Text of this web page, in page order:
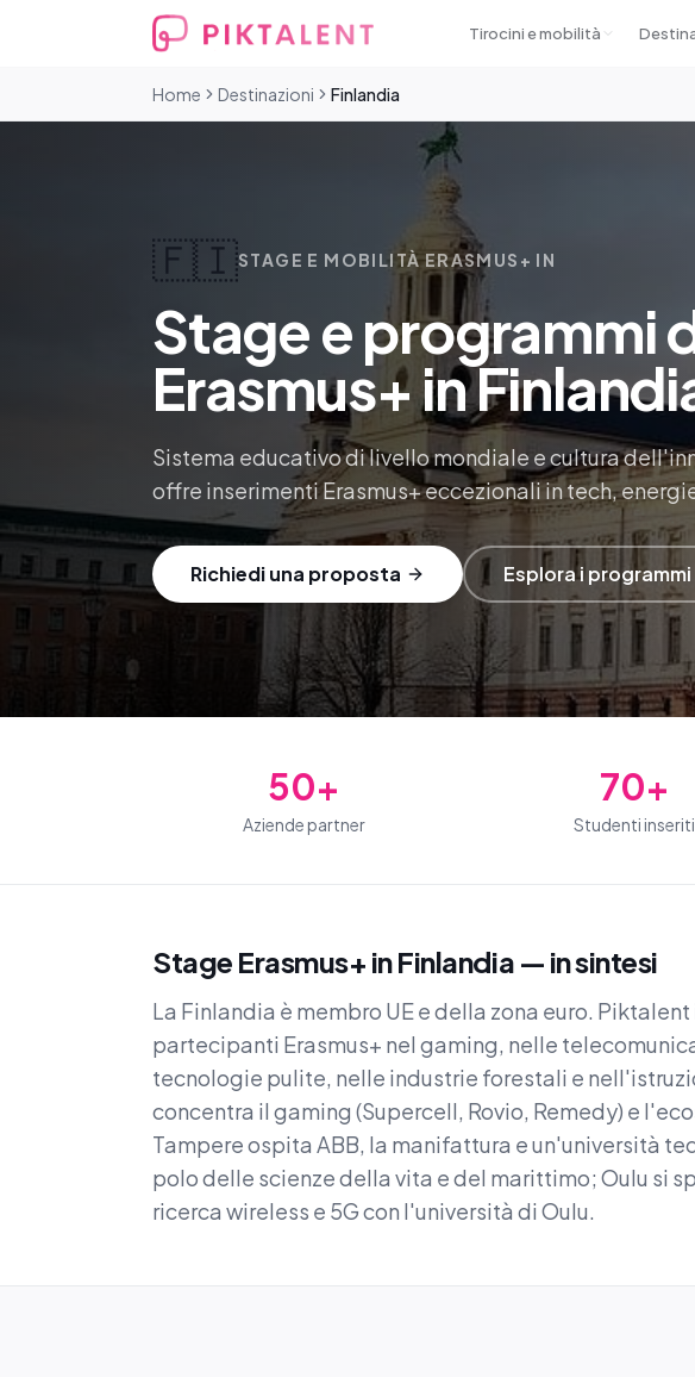
Tirocini e mobilità
Home Destinazioni Finlandia
🇫🇮STAGE E MOBILITÀ ERASMUS+ IN
Stage e programmi
Erasmus+ in
Sistema educativo di livello mondiale e cultura
offre inserimenti Erasmus+ eccezionali in tech,
Richiedi una proposta Esplora i
50+
Aziende partner
70+
Studenti inseriti
Stage Erasmus+ in Finlandia — in sintesi
La Finlandia è membro UE e della zona euro.
partecipanti Erasmus+ nel gaming, nelle
tecnologie pulite, nelle industrie forestali e
concentra il gaming (Supercell, Rovio, Remedy) e
Tampere ospita ABB, la manifattura e un'università
polo delle scienze della vita e del marittimo; Oulu si
ricerca wireless e 5G con l'università di Oulu.